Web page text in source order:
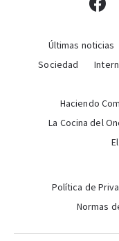
Últimas noticias
Sociedad
Haciendo
La Cocina del
Política de
Normas